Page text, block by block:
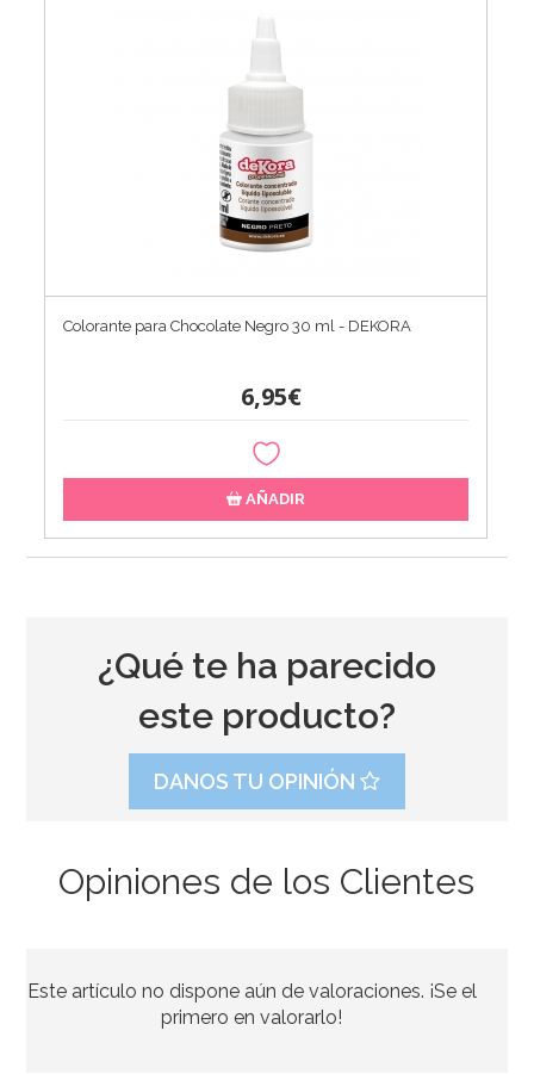
Colorante para Chocolate Negro 30 ml - DEKORA
6,95€
AÑADIR
¿Qué te ha parecido
este producto?
DANOS TU OPINIÓN
Opiniones de los Clientes
Este artículo no dispone aún de valoraciones. ¡Se el
primero en valorarlo!